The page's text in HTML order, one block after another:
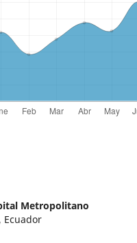
Metropolitano
Ecuador